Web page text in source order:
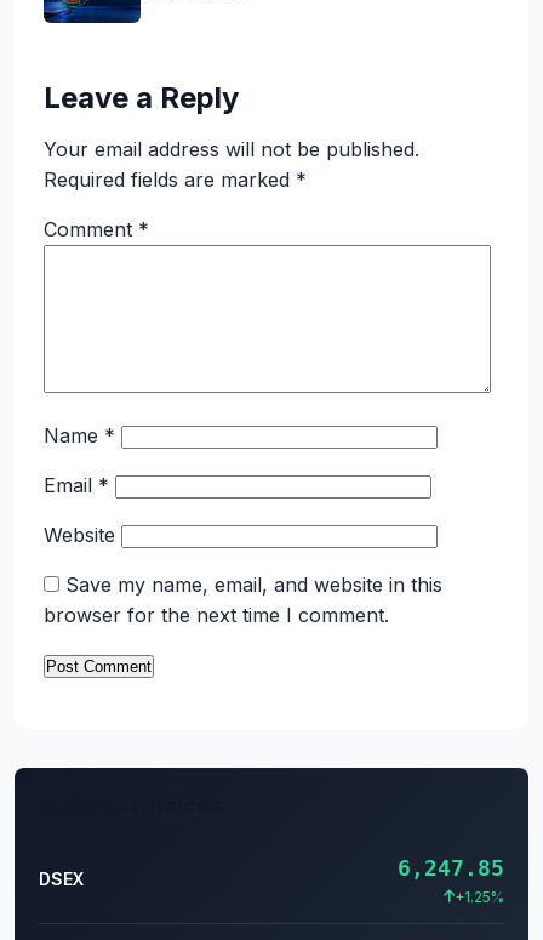
Leave a Reply
Your email address will not be published.
Required fields are marked *
Comment *
Name *
Email *
Website
Save my name, email, and website in this
browser for the next time I comment.
DSEX 6,247.85
+1.25%